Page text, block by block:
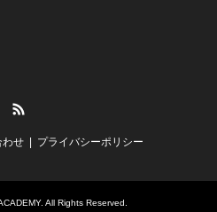
わせ プライバシーポリシー
. All Rights Reserved.